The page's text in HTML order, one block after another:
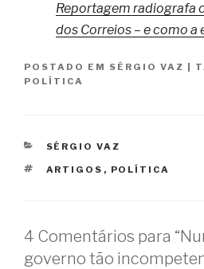
Reportagem radiografa
dos Correios – e como a
POSTADO EM SÉRGIO VAZ
POLÍTICA
CATEGORIAS
SÉRGIO VAZ
TAGS
ARTIGOS , POLÍTICA
4 Comentários para
governo tão